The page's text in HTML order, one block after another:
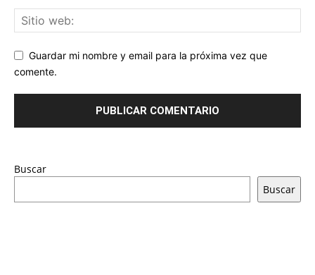
Guardar mi nombre y email para la próxima vez que
comente.
Buscar
Buscar